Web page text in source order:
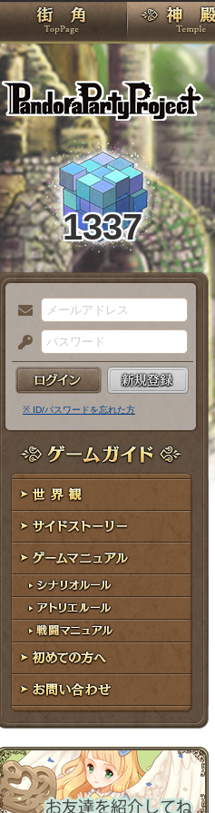
TOP
1337
メ
ー
ル
ア
ド
レ
ス
パ
ス
ー
ド
※ ID/パスワードを忘れた方
ゲームガイド
世界観
サイドストーリー
ゲームマニュアル
シナリオルール
アトリエルール
戦闘マニュアル
初めての方へ
お問い合わせ